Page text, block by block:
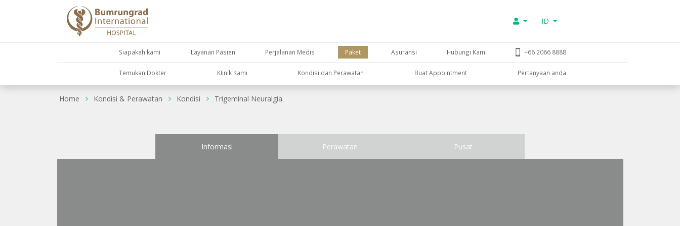
ID
Siapakah kami Layanan Pasien Perjalanan Medis Paket Asuransi Hubungi Kami +66 2066 8888
Temukan Dokter KIinik Kami Kondisi dan Perawatan Buat Appointment Pertanyaan anda
Home Kondisi & Perawatan Kondisi Trigeminal Neuralgia
Informasi Perawatan Pusat